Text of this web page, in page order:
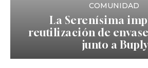
COMUNIDAD
La Serenísima
reutilización de
junto a Buply